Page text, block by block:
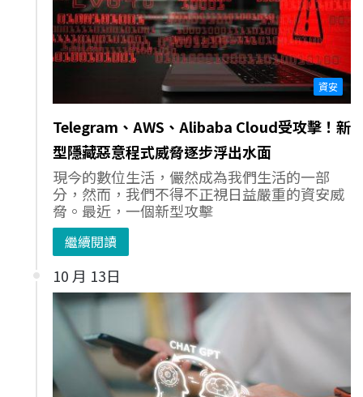
資安
Telegram、AWS、Alibaba Cloud受攻擊！新
型隱藏惡意程式威脅逐步浮出水面
現今的數位生活，儼然成為我們生活的一部
分，然而，我們不得不正視日益嚴重的資安威
脅。最近，一個新型攻擊
繼續閱讀
10 月 13日